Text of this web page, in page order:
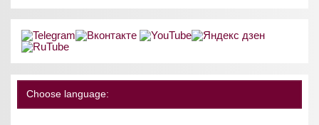
Choose language: